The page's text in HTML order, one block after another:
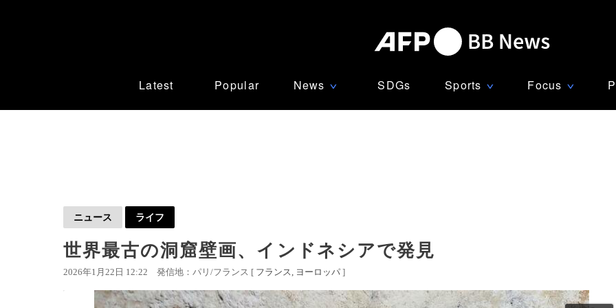
Latest Popular News ∨ SDGs Sports ∨ Focus ∨
ニュース ライフ
世界最古の洞窟壁画、インドネシアで発見
2026年1月22日 12:22 発信地：パリ/フランス [ フランス ヨーロッパ ]